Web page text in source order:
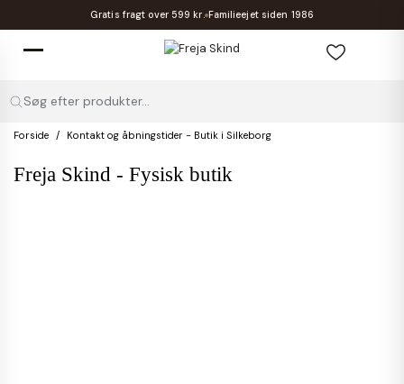
Gratis fragt over 599 kr. Familieejet siden 1986
Søg efter produkter...
Forside Kontakt og åbningstider - Butik i Silkeborg
Freja Skind - Fysisk butik